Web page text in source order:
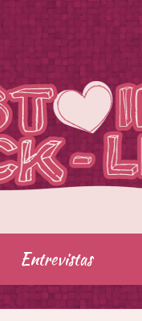
Entrevistas